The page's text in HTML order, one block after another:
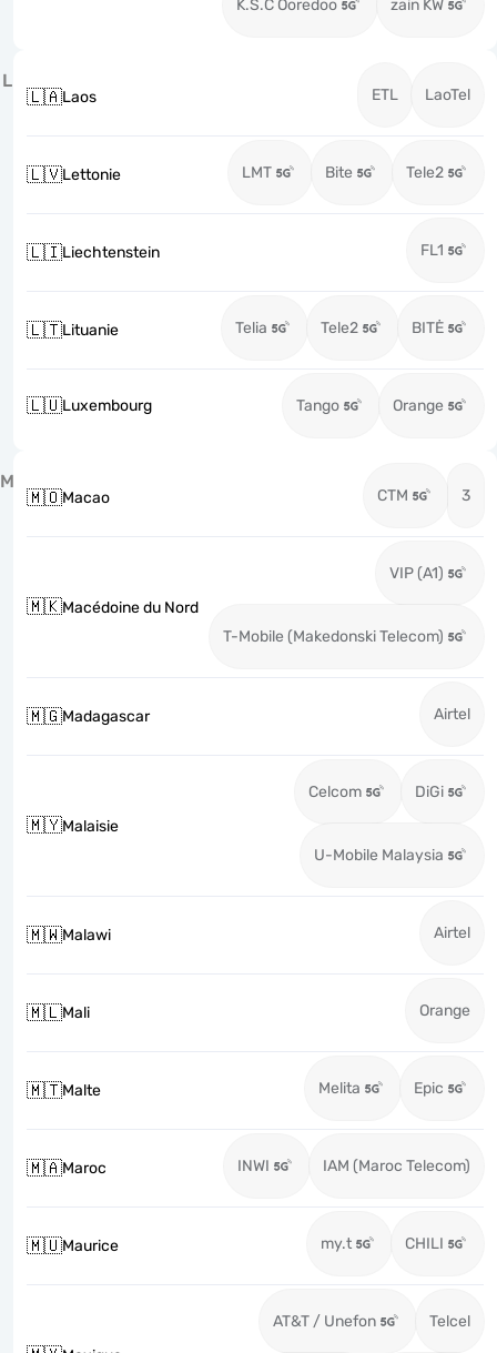
K.S.C Ooredoo zain KW
L
🇱🇦Laos ETL LaoTel
🇱🇻Lettonie LMT Bite Tele2
🇱🇮Liechtenstein FL1
🇱🇹Lituanie Telia Tele2 BITĖ
🇱🇺Luxembourg Tango Orange
M
🇲🇴Macao CTM 3
🇲🇰Macédoine du Nord
VIP (A1)
T-Mobile (Makedonski Telecom)
🇲🇬Madagascar Airtel
🇲🇾Malaisie
Celcom DiGi
U-Mobile Malaysia
🇲🇼Malawi Airtel
🇲🇱Mali Orange
🇲🇹Malte Melita Epic
🇲🇦Maroc INWI IAM (Maroc Telecom)
🇲🇺Maurice my.t CHILI
AT&T / Unefon Telcel